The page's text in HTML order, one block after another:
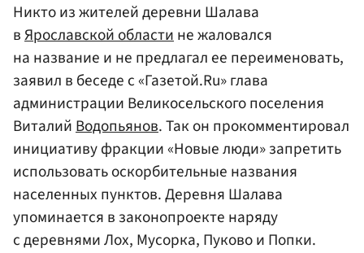
Никто из жителей деревни Шалава
вЯрославской областине жаловался
на название и не предлагал ее переименовать,
заявил в беседе с «Газетой.Ru» глава
администрации Великосельского поселения
ВиталийВодопьянов. Так он прокомментировал
инициативу фракции «Новые люди» запретить
использовать оскорбительные названия
населенных пунктов. Деревня Шалава
упоминается в законопроекте наряду
с деревнями Лох, Мусорка, Пуково и Попки.